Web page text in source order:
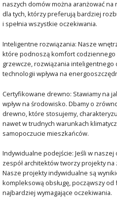
naszych domów można aranżować
dla tych, którzy preferują bardziej
i spełnia wszystkie oczekiwania.
Inteligentne rozwiązania: Nasze
które podnoszą komfort codziennego
grzewcze, rozwiązania
technologii wpływa na
Certyfikowane drewno: Stawiamy na
wpływ na środowisko. Dbamy o
drewno, które stosujemy,
nawet w trudnych warunkach
samopoczucie mieszkańców.
Indywidualne podejście: Jeśli w
zespół architektów tworzy projekty
Nasze projekty indywidualne są
kompleksową obsługę, począwszy
najbardziej wymagające oczekiwania.